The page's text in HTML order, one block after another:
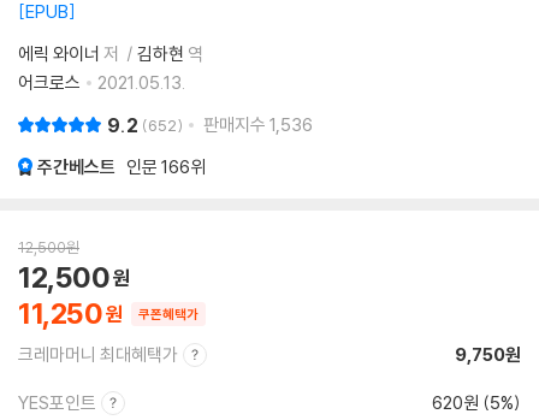
EPUB
에릭 와이너 저 김하현 역
어크로스
2021.05.13.
9.2 652 판매지수 1,536
주간베스트 인문 166위
12,500원
11,250
12,500
쿠폰혜택가
크레마머니 최대혜택가 9,750원
YES포인트 620원 (5%)